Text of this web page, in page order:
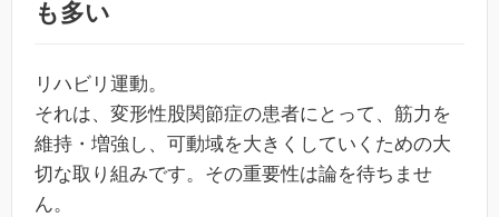
も多い
リハビリ運動。
それは、変形性股関節症の患者にとって、筋力を
維持・増強し、可動域を大きくしていくための大
切な取り組みです。その重要性は論を待ちませ
ん。